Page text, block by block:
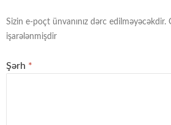
Sizin e-poçt ünvanınız dərc edilməyəcəkdir.
işarələnmişdir
Şərh *